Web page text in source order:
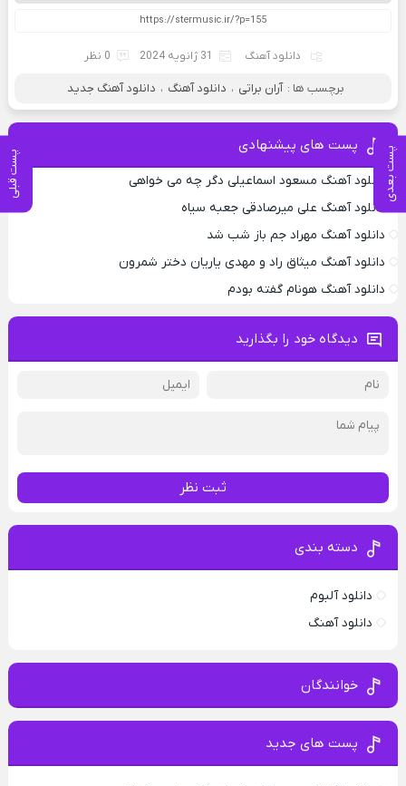
پست بعدی پست قبلی
دانلود آهنگ 31 ژانویه 2024 0 نظر
برچسب ها : آران براتی ، دانلود آهنگ ، دانلود آهنگ جدید
پست های پیشنهادی
دانلود آهنگ مسعود اسماعیلی دگر چه می خواهی
دانلود آهنگ علی میرصادقی جعبه سیاه
دانلود آهنگ مهراد جم باز شب شد
دانلود آهنگ میثاق راد و مهدی یاریان دختر شمرون
دانلود آهنگ هونام گفته بودم
دیدگاه خود را بگذارید
ثبت نظر
دسته بندی
دانلود آلبوم
دانلود آهنگ
خوانندگان
پست های جدید